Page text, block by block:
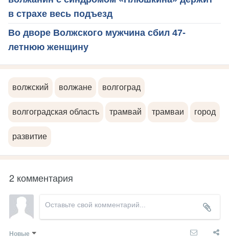
в страхе весь подъезд
Во дворе Волжского мужчина сбил 47-
летнюю женщину
волжский волжане волгоград
волгоградская область трамвай трамваи город
развитие
2 комментария
Новые